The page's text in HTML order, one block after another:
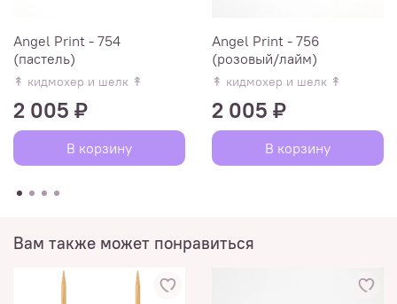
Angel Print - 754
(пастель)
↟ кидмохер и шелк ↟
2 005 ₽
В корзину
Angel Print - 756
(розовый/лайм)
↟ кидмохер и шелк ↟
2 005 ₽
В корзину
Вам также может понравиться